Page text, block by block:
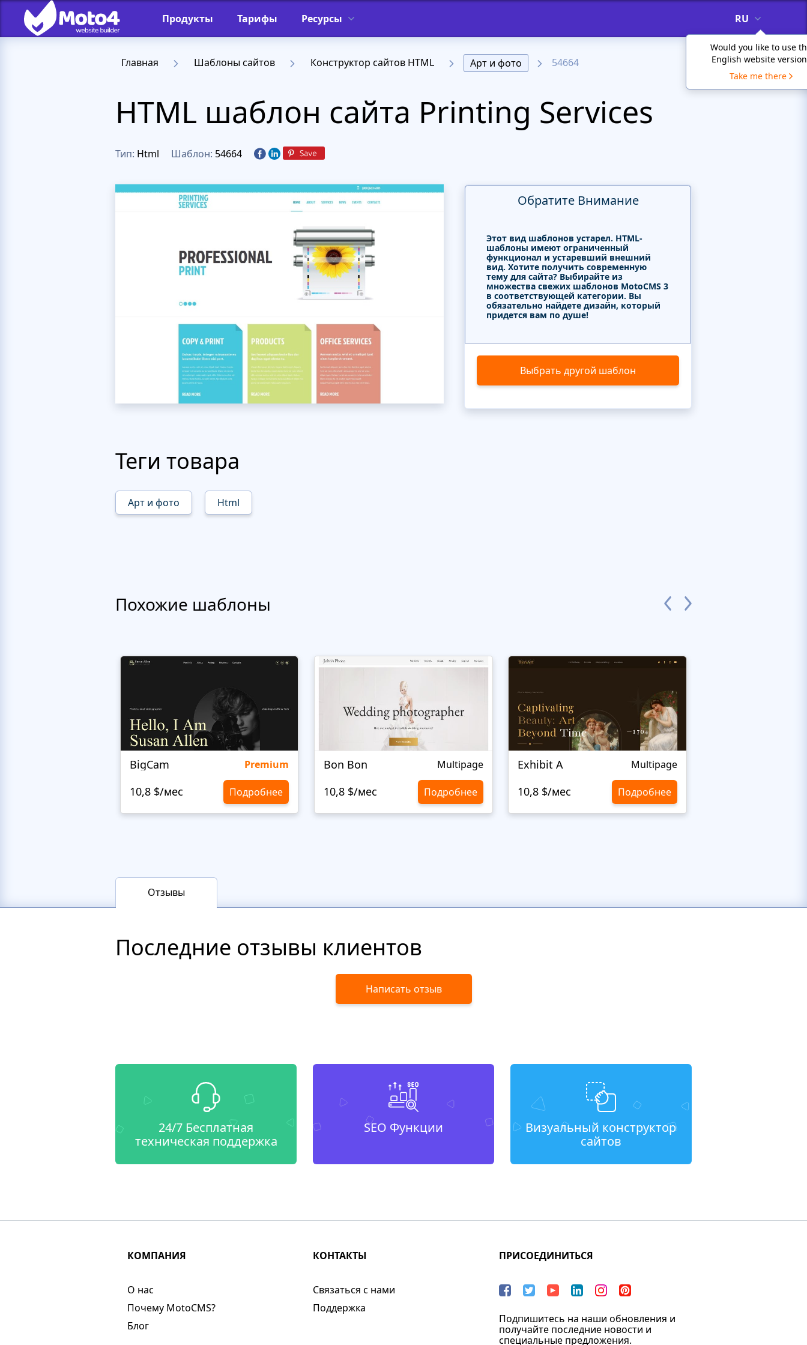
Продукты Тарифы Ресурсы RU
Would you like to use
English website
Take me there
Главная Шаблоны сайтов Конструктор сайтов HTML Арт и фото 54664
HTML шаблон сайта Printing Services
Тип: Html Шаблон: 54664
Теги товара
Арт и фото Html
Обратите Внимание
Этот вид шаблонов устарел. HTML-
шаблоны имеют ограниченный
функционал и устаревший внешний
вид. Хотите получить современную
тему для сайта? Выбирайте из
множества свежих шаблонов MotoCMS 3
в соответствующей категории. Вы
обязательно найдете дизайн, который
придется вам по душе!
Выбрать другой шаблон
Похожие шаблоны
BigCam Premium
10,8 $/мес Подробнее
Bon Bon Multipage
10,8 $/мес Подробнее
Exhibit A Multipage
10,8 $/мес Подробнее
Отзывы
Последние отзывы клиентов
Написать отзыв
24/7 Бесплатная
техническая поддержка
SEO Функции
Визуальный конструктор
сайтов
КОМПАНИЯ
О нас​
Почему MotoCMS?
Блог
КОНТАКТЫ
Связаться с нами
Поддержка
ПРИСОЕДИНИТЬСЯ
Подпишитесь на наши обновления и
получайте последние новости и
специальные предложения.